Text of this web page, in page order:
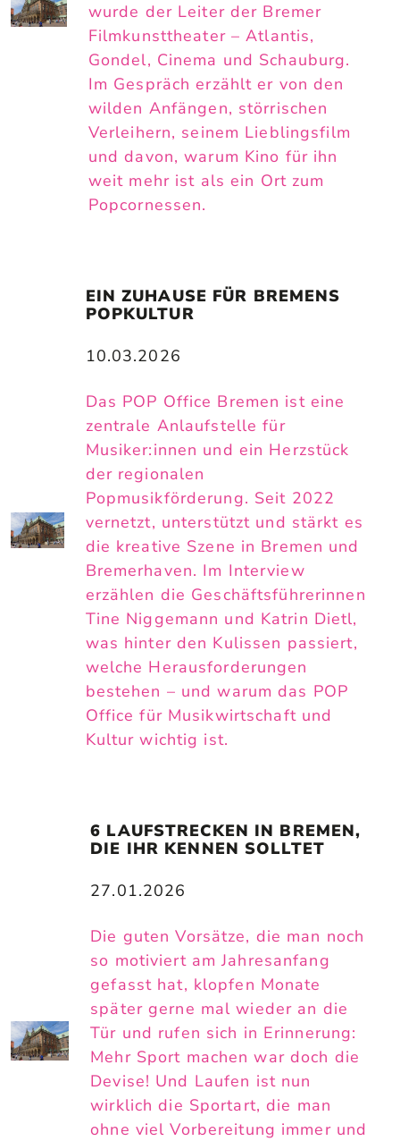
wurde der Leiter der Bremer
Filmkunsttheater – Atlantis,
Gondel, Cinema und Schauburg.
Im Gespräch erzählt er von den
wilden Anfängen, störrischen
Verleihern, seinem Lieblingsfilm
und davon, warum Kino für ihn
weit mehr ist als ein Ort zum
Popcornessen.
EIN ZUHAUSE FÜR BREMENS
POPKULTUR
10.03.2026
Das POP Office Bremen ist eine
zentrale Anlaufstelle für
Musiker:innen und ein Herzstück
der regionalen
Popmusikförderung. Seit 2022
vernetzt, unterstützt und stärkt es
die kreative Szene in Bremen und
Bremerhaven. Im Interview
erzählen die Geschäftsführerinnen
Tine Niggemann und Katrin Dietl,
was hinter den Kulissen passiert,
welche Herausforderungen
bestehen – und warum das POP
Office für Musikwirtschaft und
Kultur wichtig ist.
6 LAUFSTRECKEN IN BREMEN,
DIE IHR KENNEN SOLLTET
27.01.2026
Die guten Vorsätze, die man noch
so motiviert am Jahresanfang
gefasst hat, klopfen Monate
später gerne mal wieder an die
Tür und rufen sich in Erinnerung:
Mehr Sport machen war doch die
Devise! Und Laufen ist nun
wirklich die Sportart, die man
ohne viel Vorbereitung immer und